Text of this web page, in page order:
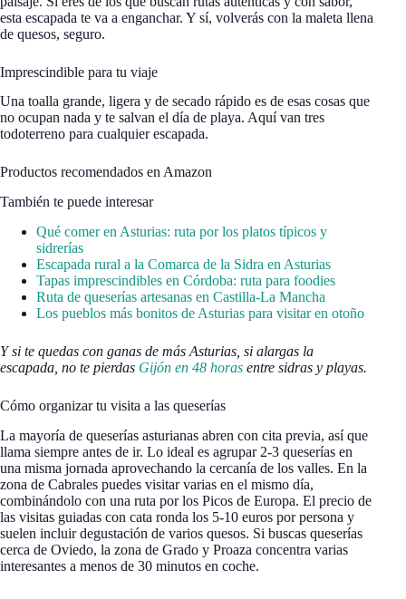
esta escapada te va a enganchar. Y sí, volverás con la maleta llena
de quesos, seguro.
Imprescindible para tu viaje
Una toalla grande, ligera y de secado rápido es de esas cosas que
no ocupan nada y te salvan el día de playa. Aquí van tres
todoterreno para cualquier escapada.
Productos recomendados en Amazon
También te puede interesar
Qué comer en Asturias: ruta por los platos típicos y
sidrerías
Escapada rural a la Comarca de la Sidra en Asturias
Tapas imprescindibles en Córdoba: ruta para foodies
Ruta de queserías artesanas en Castilla‑La Mancha
Los pueblos más bonitos de Asturias para visitar en otoño
Y si te quedas con ganas de más Asturias, si alargas la
escapada, no te pierdas Gijón en 48 horas entre sidras y playas.
Cómo organizar tu visita a las queserías
La mayoría de queserías asturianas abren con cita previa, así que
llama siempre antes de ir. Lo ideal es agrupar 2-3 queserías en
una misma jornada aprovechando la cercanía de los valles. En la
zona de Cabrales puedes visitar varias en el mismo día,
combinándolo con una ruta por los Picos de Europa. El precio de
las visitas guiadas con cata ronda los 5-10 euros por persona y
suelen incluir degustación de varios quesos. Si buscas queserías
cerca de Oviedo, la zona de Grado y Proaza concentra varias
interesantes a menos de 30 minutos en coche.